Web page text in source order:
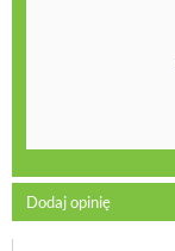
Dodaj opinię